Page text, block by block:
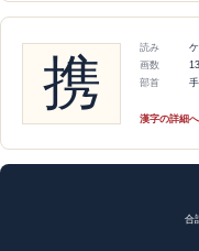
携
読み
画数
部首
手
漢字の詳細
合